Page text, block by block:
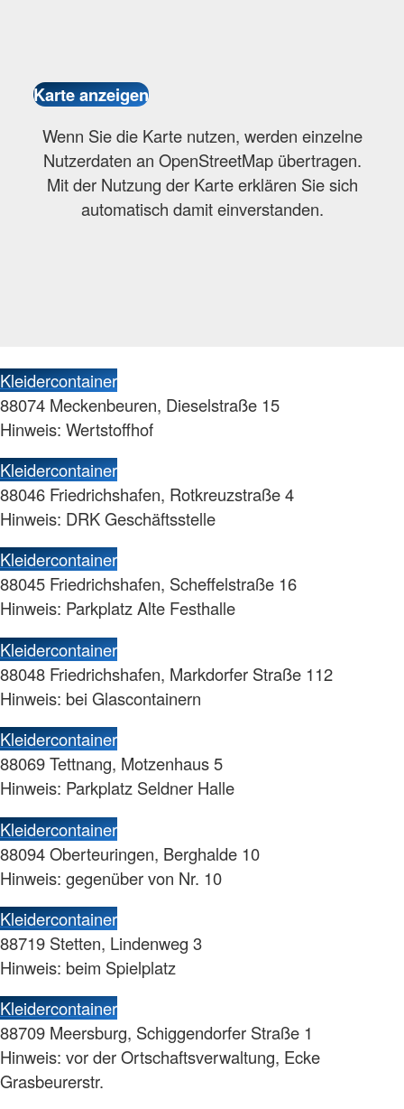
Wenn Sie die Karte nutzen, werden einzelne
Nutzerdaten an OpenStreetMap übertragen.
Mit der Nutzung der Karte erklären Sie sich
automatisch damit einverstanden.
Kleidercontainer
88074 Meckenbeuren, Dieselstraße 15
Hinweis: Wertstoffhof
Kleidercontainer
88046 Friedrichshafen, Rotkreuzstraße 4
Hinweis: DRK Geschäftsstelle
Kleidercontainer
88045 Friedrichshafen, Scheffelstraße 16
Hinweis: Parkplatz Alte Festhalle
Kleidercontainer
88048 Friedrichshafen, Markdorfer Straße 112
Hinweis: bei Glascontainern
Kleidercontainer
88069 Tettnang, Motzenhaus 5
Hinweis: Parkplatz Seldner Halle
Kleidercontainer
88094 Oberteuringen, Berghalde 10
Hinweis: gegenüber von Nr. 10
Kleidercontainer
88719 Stetten, Lindenweg 3
Hinweis: beim Spielplatz
Kleidercontainer
88709 Meersburg, Schiggendorfer Straße 1
Hinweis: vor der Ortschaftsverwaltung, Ecke
Grasbeurerstr.